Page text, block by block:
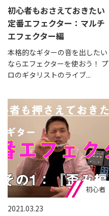
初心者もおさえておきたい
定番エフェクター：マルチ
エフェクター編
本格的なギターの音を出したい
ならエフェクターを使おう！ プ
ロのギタリストのライブ...
2021.03.23
おすすめ
初心者